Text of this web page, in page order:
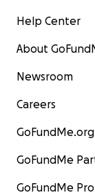
Help Center
About
Newsroom
Careers
GoFundMe.org
GoFundMe
GoFundMe